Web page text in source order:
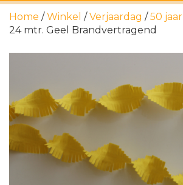
Home /Winkel /Verjaardag /50 jaar
24 mtr. Geel Brandvertragend